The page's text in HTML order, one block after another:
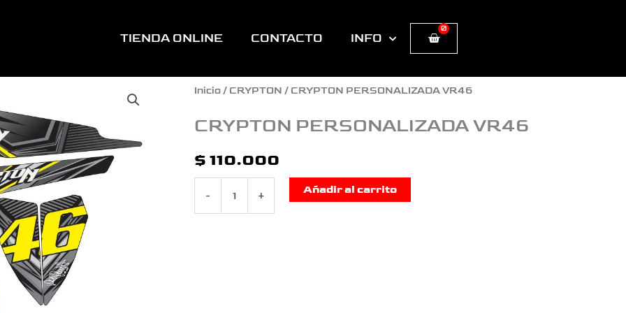
TIENDA ONLINE CONTACTO INFO
0
Cart
Inicio/ CRYPTON / CRYPTON PERSONALIZADA VR46
CRYPTON PERSONALIZADA VR46
$ 110.000
-
CRYPTON
PERSONALIZADA
cantidad
+
Añadir al carrito